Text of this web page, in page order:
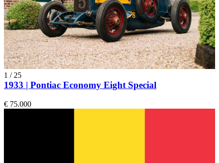
1 / 25
1933 | Pontiac Economy Eight Special
€ 75.000